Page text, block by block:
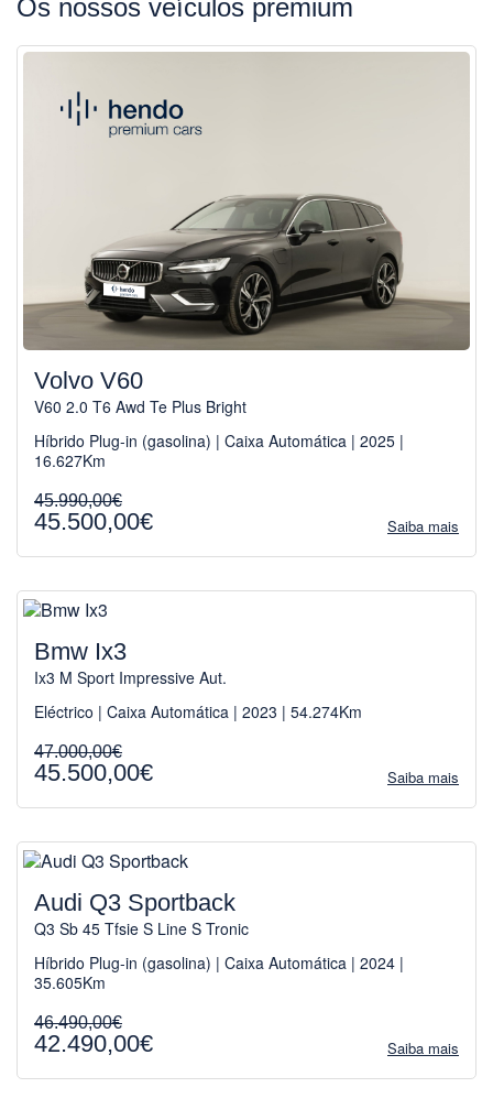
Os nossos veículos premium
Volvo V60
V60 2.0 T6 Awd Te Plus Bright
Híbrido Plug-in (gasolina) | Caixa Automática | 2025 |
16.627Km
45.990,00€
45.500,00€ Saiba mais
Bmw Ix3
Ix3 M Sport Impressive Aut.
Eléctrico | Caixa Automática | 2023 | 54.274Km
47.000,00€
45.500,00€ Saiba mais
Audi Q3 Sportback
Q3 Sb 45 Tfsie S Line S Tronic
Híbrido Plug-in (gasolina) | Caixa Automática | 2024 |
35.605Km
46.490,00€
42.490,00€ Saiba mais